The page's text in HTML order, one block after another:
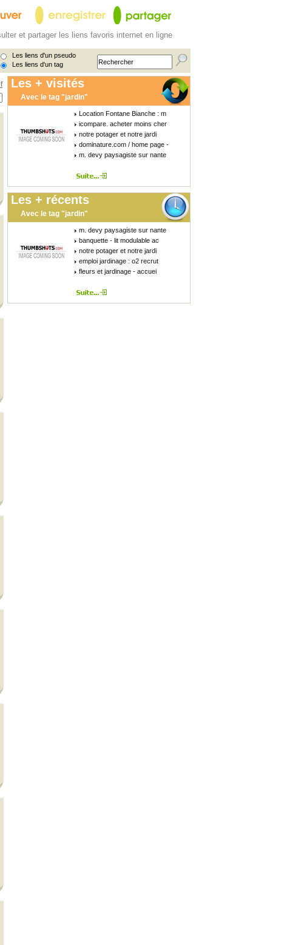
et partager les liens favoris internet en ligne
Les liens d'un pseudo
Les liens d'un tag
Les + visités
Avec le tag "jardin"
Location Fontane Bianche : m
icompare. acheter moins cher
notre potager et notre jardi
dominature.com / home page -
m. devy paysagiste sur nante
Les + récents
Avec le tag "jardin"
m. devy paysagiste sur nante
banquette - lit modulable ac
notre potager et notre jardi
emploi jardinage : o2 recrut
fleurs et jardinage - accuei